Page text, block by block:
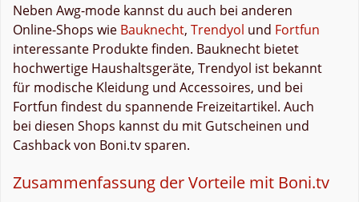
Neben Awg-mode kannst du auch bei anderen
Online-Shops wie Bauknecht, Trendyol und Fortfun
interessante Produkte finden. Bauknecht bietet
hochwertige Haushaltsgeräte, Trendyol ist bekannt
für modische Kleidung und Accessoires, und bei
Fortfun findest du spannende Freizeitartikel. Auch
bei diesen Shops kannst du mit Gutscheinen und
Cashback von Boni.tv sparen.
Zusammenfassung der Vorteile mit Boni.tv